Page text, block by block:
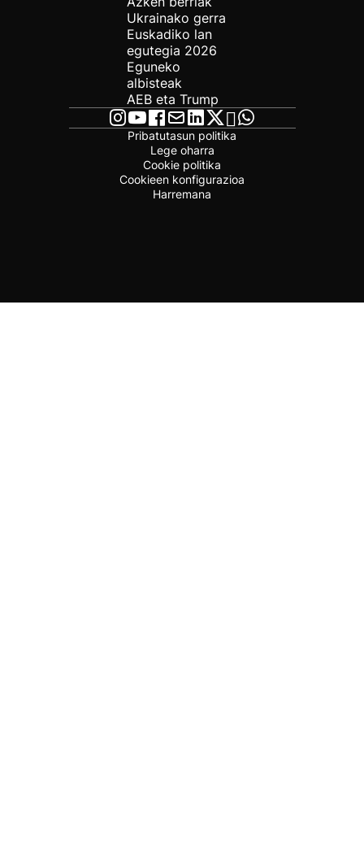
Ukrainako gerra
Euskadiko lan
egutegia 2026
Eguneko
albisteak
AEB eta Trump
Pribatutasun politika
Lege oharra
Cookie politika
Cookieen konfigurazioa
Harremana